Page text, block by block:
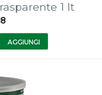
1 lt
AGGIUNGI